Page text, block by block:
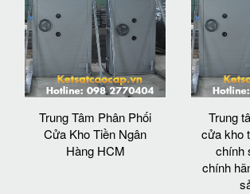
Trung Tâm Phân Phối
Cửa Kho Tiền Ngân
Hàng HCM
Trung
cửa kho
chính
chính